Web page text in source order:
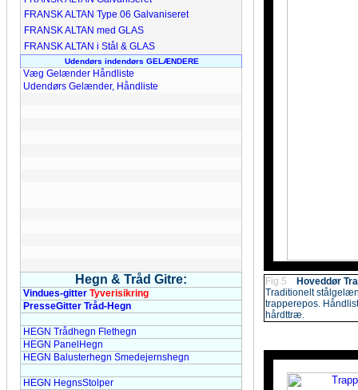
FRANSK ALTAN Type 06 Galvaniseret
FRANSK ALTAN med GLAS
FRANSK ALTAN i Stål & GLAS
Udendørs indendørs GELÆNDERE
Væg Gelænder Håndliste
Udendørs Gelænder, Håndliste
Hegn & Tråd Gitre:
Vindues-gitter Tyverisikring
PresseGitter Tråd-Hegn
HEGN Trådhegn Flethegn
HEGN PanelHegn
HEGN Balusterhegn Smedejernshegn
HEGN HegnsStolper
Fig.5
Hoveddør
Traditionelt
trapperepos.
hårdttræ.